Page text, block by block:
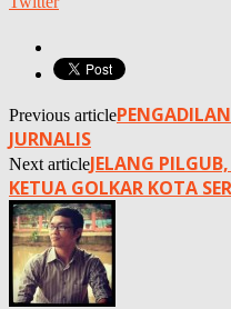
Previous article
JURNALIS
Next articleJELANG
KETUA GOLKAR KOTA